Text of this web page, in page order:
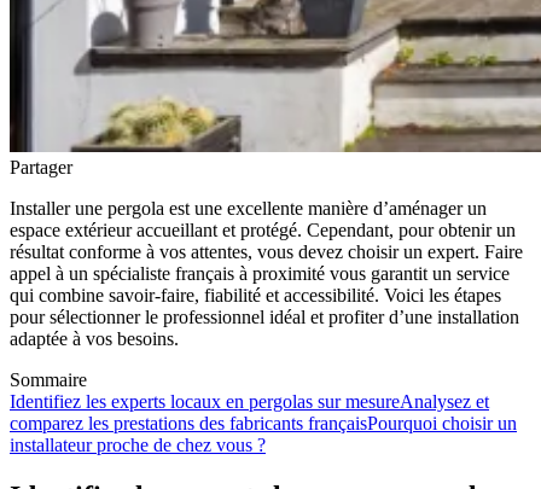
Partager
Installer une pergola est une excellente manière d’aménager un
espace extérieur accueillant et protégé. Cependant, pour obtenir un
résultat conforme à vos attentes, vous devez choisir un expert. Faire
appel à un spécialiste français à proximité vous garantit un service
qui combine savoir-faire, fiabilité et accessibilité. Voici les étapes
pour sélectionner le professionnel idéal et profiter d’une installation
adaptée à vos besoins.
Sommaire
Identifiez les experts locaux en pergolas sur mesureAnalysez et
comparez les prestations des fabricants françaisPourquoi choisir un
installateur proche de chez vous ?